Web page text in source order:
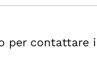
per contattare